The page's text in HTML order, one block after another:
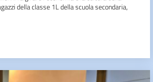
della classe 1L della scuola secondaria,